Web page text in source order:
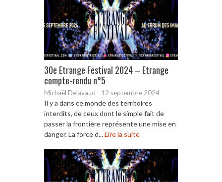
30e Etrange Festival 2024 – Etrange
compte-rendu n°5
Michaël Delavaud - 12 septembre 2024
Il y a dans ce monde des territoires
interdits, de ceux dont le simple fait de
passer la frontière représente une mise en
danger. La force d...Lire la suite